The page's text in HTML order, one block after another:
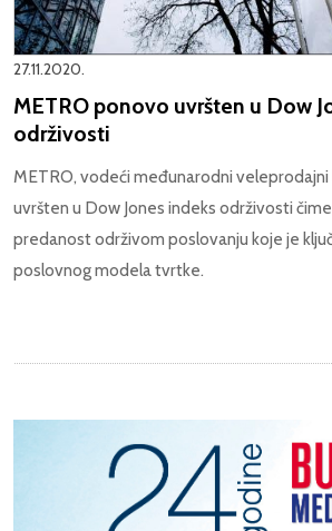
27.11.2020.
METRO ponovo uvršten u Dow
održivosti
METRO, vodeći međunarodni veleprodajni
uvršten u Dow Jones indeks održivosti
predanost održivom poslovanju koje je
poslovnog modela tvrtke.